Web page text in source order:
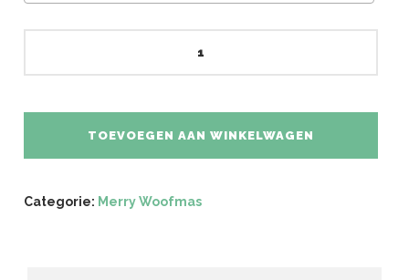
TOEVOEGEN AAN WINKELWAGEN
Categorie: Merry Woofmas